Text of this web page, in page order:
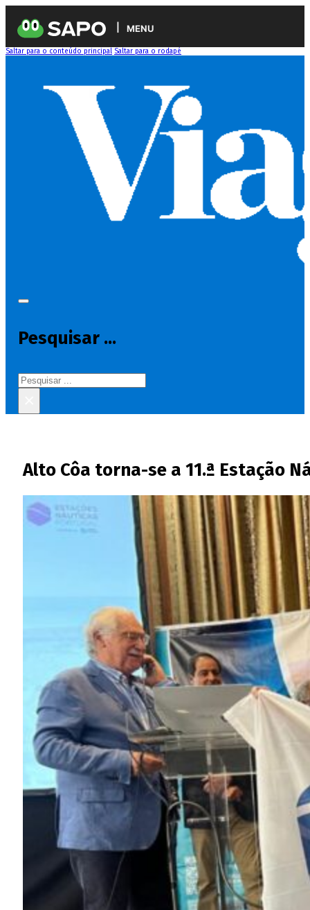
MENU
Saltar para o conteúdo principal Saltar para o rodapé
Pesquisar ...
Pesquisar
Alto Côa torna-se a 11.ª Estação